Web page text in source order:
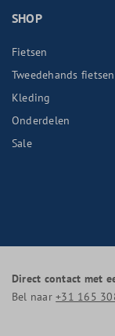
SHOP
Fietsen
Tweedehands fietsen
Kleding
Onderdelen
Sale
Direct contact met
Bel naar+31 165